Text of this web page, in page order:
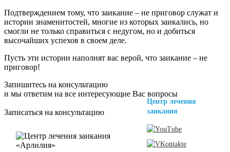
Подтверждением тому, что заикание – не приговор служат и
истории знаменитостей, многие из которых заикались, но
смогли не только справиться с недугом, но и добиться
высочайших успехов в своем деле.
Пусть эти истории наполнят вас верой, что заикание – не
приговор!
Запишитесь на консультацию
и мы ответим на все интересующие Вас вопросы
Записаться на консультацию
Центр лечения
заикания